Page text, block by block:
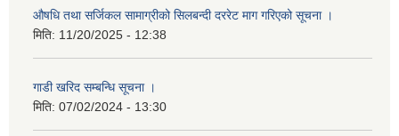
औषधि तथा सर्जिकल सामाग्रीको सिलबन्दी दररेट माग गरिएको सूचना ।
मिति: 11/20/2025 - 12:38
गाडी खरिद सम्बन्धि सूचना ।
मिति: 07/02/2024 - 13:30